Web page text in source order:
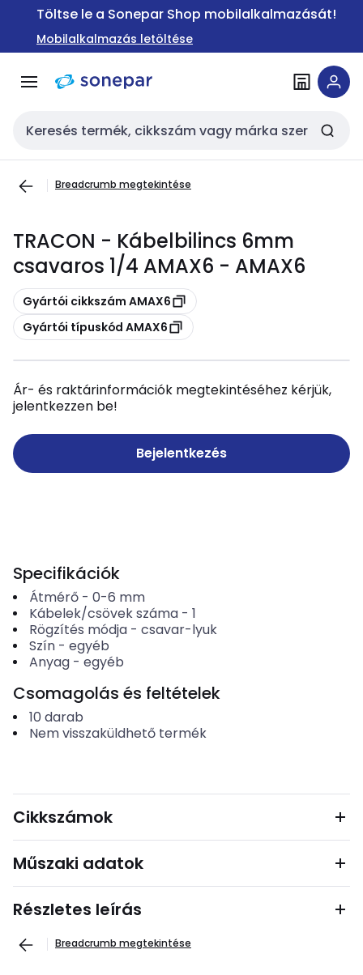
Ugrás a
Ugrás a
tartalomra
Töltse le a Sonepar Shop mobilalkalmazását!
Mobilalkalmazás letöltése
Keresési bemenet
Breadcrumb megtekintése
TRACON - Kábelbilincs 6mm
csavaros 1/4 AMAX6 - AMAX6
Másolás
Gyártói cikkszám AMAX6
Másolás
Gyártói típuskód AMAX6
Ár- és raktárinformációk megtekintéséhez kérjük,
jelentkezzen be!
Bejelentkezés
Specifikációk
Átmérő- 0-6 mm
Kábelek/csövek száma- 1
Rögzítés módja- csavar-lyuk
Szín- egyéb
Anyag- egyéb
Csomagolás és feltételek
10 darab
Nem visszaküldhető termék
Cikkszámok
Műszaki adatok
Részletes leírás
Breadcrumb megtekintése